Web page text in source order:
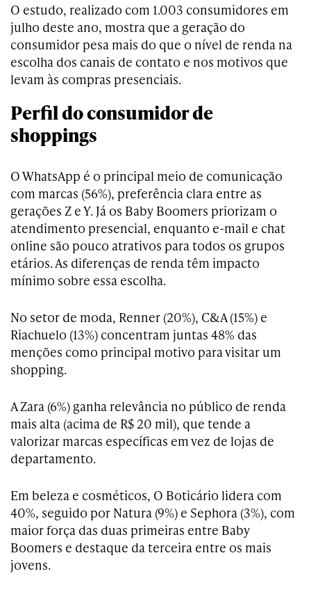
O estudo, realizado com 1.003 consumidores em
julho deste ano, mostra que a geração do
consumidor pesa mais do que o nível de renda na
escolha dos canais de contato e nos motivos que
levam às compras presenciais.
Perfil do consumidor de
shoppings
O WhatsApp é o principal meio de comunicação
com marcas (56%), preferência clara entre as
gerações Z e Y. Já os Baby Boomers priorizam o
atendimento presencial, enquanto e-mail e chat
online são pouco atrativos para todos os grupos
etários. As diferenças de renda têm impacto
mínimo sobre essa escolha.
No setor de moda, Renner (20%), C&A (15%) e
Riachuelo (13%) concentram juntas 48% das
menções como principal motivo para visitar um
shopping.
A Zara (6%) ganha relevância no público de renda
mais alta (acima de R$ 20 mil), que tende a
valorizar marcas específicas em vez de lojas de
departamento.
Em beleza e cosméticos, O Boticário lidera com
40%, seguido por Natura (9%) e Sephora (3%), com
maior força das duas primeiras entre Baby
Boomers e destaque da terceira entre os mais
jovens.